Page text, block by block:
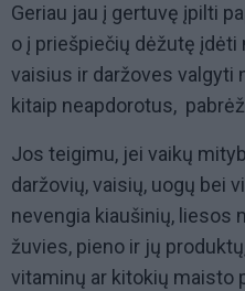
Geriau jau į gertuvę įpilti
o į priešpiečių dėžutę įdėti
vaisius ir daržoves valgyti
kitaip neapdorotus, 
Jos teigimu, jei vaikų
daržovių, vaisių, uogų bei
nevengia kiaušinių, liesos
žuvies, pieno ir jų
vitaminų ar kitokių maisto